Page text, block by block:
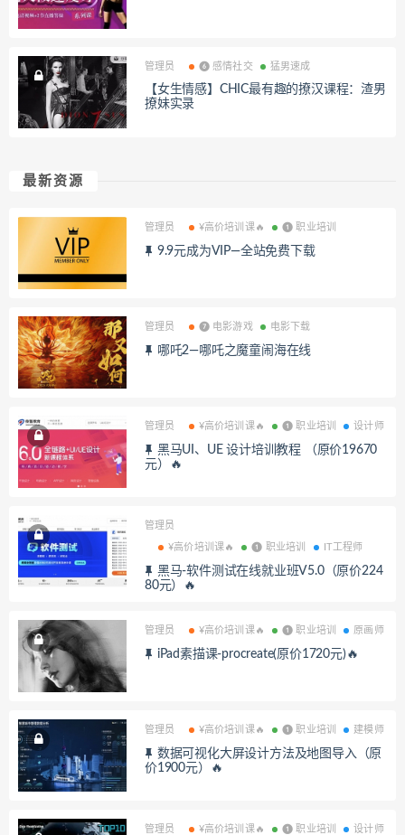
管理员 ❻ 感情社交 猛男速成
【女生情感】CHIC最有趣的撩汉课程：渣男
撩妹实录
最新资源
管理员 ¥高价培训课🔥 ❶ 职业培训
9.9元成为VIP—全站免费下载
管理员 ❼ 电影游戏 电影下载
哪吒2—哪吒之魔童闹海在线
管理员 ¥高价培训课🔥 ❶ 职业培训 设计师
黑马UI、UE 设计培训教程 （原价19670
元）🔥
管理员
¥高价培训课🔥 ❶ 职业培训 IT工程师
黑马-软件测试在线就业班V5.0（原价224
80元）🔥
管理员 ¥高价培训课🔥 ❶ 职业培训 原画师
iPad素描课-procreate(原价1720元)🔥
管理员 ¥高价培训课🔥 ❶ 职业培训 建模师
数据可视化大屏设计方法及地图导入（原
价1900元）🔥
管理员 ¥高价培训课🔥 ❶ 职业培训 设计师